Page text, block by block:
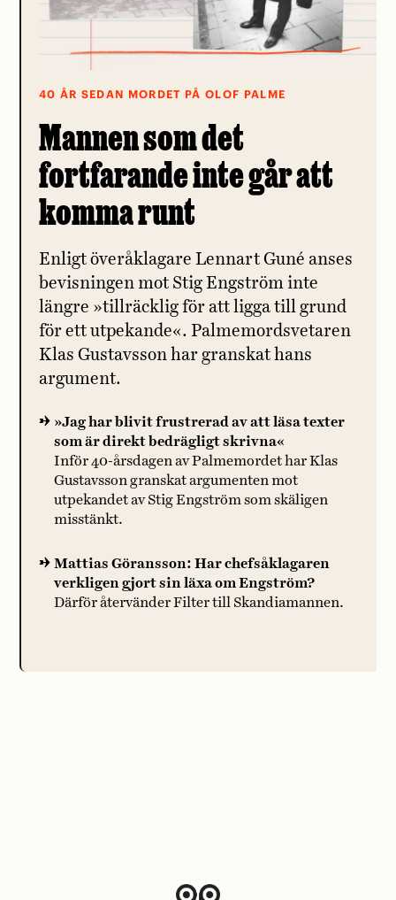
40 ÅR SEDAN MORDET PÅ OLOF PALME
Mannen som det
fortfarande inte går att
komma runt
Enligt överåklagare Lennart Guné anses
bevisningen mot Stig Engström inte
längre »tillräcklig för att ligga till grund
för ett utpekande«. Palmemordsvetaren
Klas Gustavsson har granskat hans
argument.
»Jag har blivit frustrerad av att läsa texter
som är direkt bedrägligt skrivna«
Inför 40-årsdagen av Palmemordet har Klas
Gustavsson granskat argumenten mot
utpekandet av Stig Engström som skäligen
misstänkt.
Mattias Göransson: Har chefsåklagaren
verkligen gjort sin läxa om Engström?
Därför återvänder Filter till Skandiamannen.